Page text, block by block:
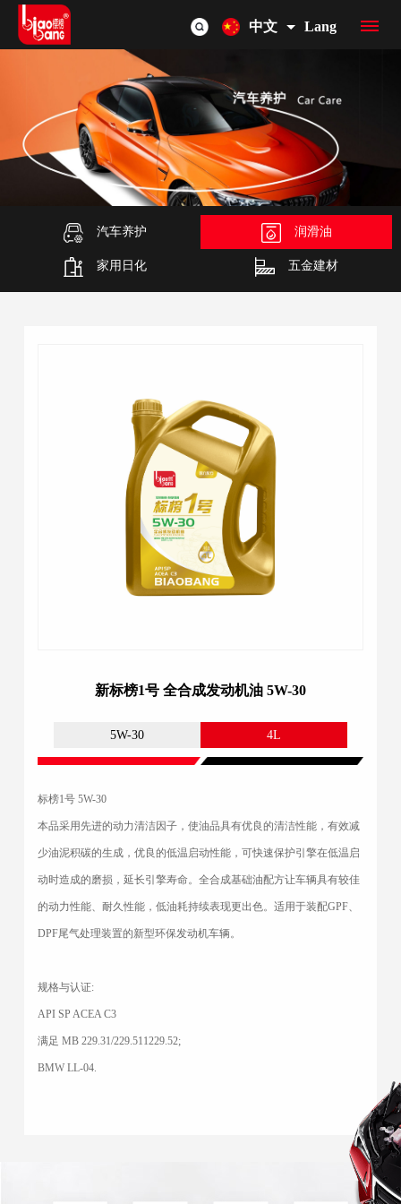
中文 Lang
首
页
品
牌
介
绍
产
品
总
OEM/ODM
联
们
汽车养护 润滑油
家用日化 五金建材
新标榜1号 全合成发动机油 5W-30
5W-30 4L
标榜1号 5W-30
本品采用先进的动力清洁因子，使油品具有优良的清洁性能，有效减
少油泥积碳的生成，优良的低温启动性能，可快速保护引擎在低温启
动时造成的磨损，延长引擎寿命。全合成基础油配方让车辆具有较佳
的动力性能、耐久性能，低油耗持续表现更出色。适用于装配GPF、
DPF尾气处理装置的新型环保发动机车辆。
规格与认证:
API SP ACEA C3
满足 MB 229.31/229.511229.52;
BMW LL-04.